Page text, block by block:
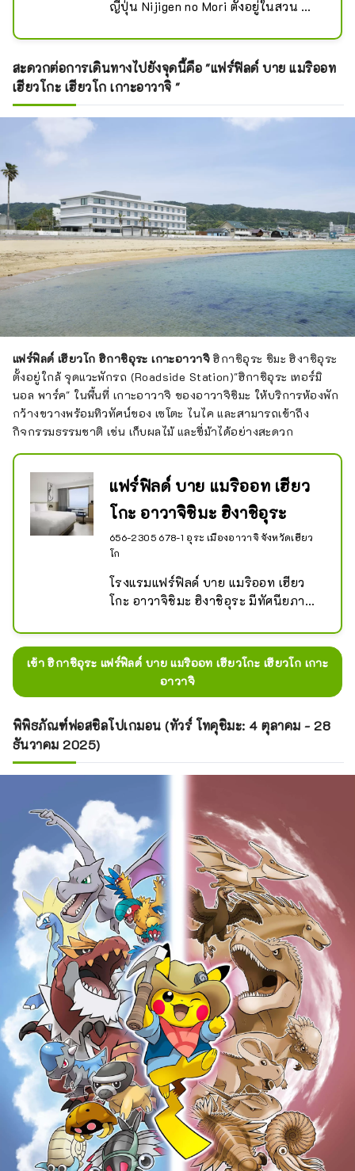
ญี่ปุ่น Nijigen no Mori ตั้งอยู่ในสวน
ญี่ปุ่นล้วนๆ ที่คุณสามารถเพลิดเพลินกับ
โลกของเนื้อหาสองมิติเหล่านี้ในขณะที่
ใช้ประสาทสัมผัสทั้งห้าและขยับร่างกาย
ของคุณ มีสถานที่ท่องเที่ยวและกิจกรรม
มหัศจรรย์มากมายที่ผสมผสาน
ธรรมชาติและเทคโนโลยีเข้าด้วยกันเพื่อ
สามารถพบได้ที่นี่ที่เดียวเท่านั้น
``NARUTO & BORUTO Shinobi-
ZATO'' เป็นพื้นที่ท่องเที่ยวที่มีธีมทั่วโลก
ของอะนิเมะนินจายอดนิยม
``NARUTO'' และ ``BORUTO NEXT
GENERATIONS''
นี่คือเกม RPG ภาคสนามที่ผสมผสาน
โลกแห่ง "Dragon Quest" เข้ากับองค์
ประกอบจริงและดิจิทัล
``ปฏิบัติการสกัดกั้นก็อดซิลล่า'' มีธีม
เกี่ยวกับก็อดซิลล่าขนาดเท่าตัวจริงที่
คุณสามารถสัมผัสประสบการณ์พลังและ
เพลิดเพลินไปกับ ``โรงละคร'' ``ซิป
ไลน์'' ``การยิงปืน'' และ ``พิพิธภัณฑ์ก็
อดซิลล่า''
สะดวกต่อการเดินทางไปยังจุดนี้คือ "แฟร์ฟิลด์ บาย แมริออท
เฮียวโกะ เฮียวโก เกาะอาวาจิ "
แฟร์ฟิลด์ เฮียวโก ฮิกาชิอุระ เกาะอาวาจิ ฮิกาชิอุระ ชิมะ ฮิงาชิอุระ
ตั้งอยู่ใกล้ จุดแวะพักรถ (Roadside Station)"ฮิกาชิอุระ เทอร์มิ
นอล พาร์ค" ในพื้นที่ เกาะอาวาจิ ของอาวาจิชิมะ ให้บริการห้องพัก
กว้างขวางพร้อมทิวทัศน์ของ เซโตะ ไนไค และสามารถเข้าถึง
กิจกรรมธรรมชาติ เช่น เก็บผลไม้ และขี่ม้าได้อย่างสะดวก
แฟร์ฟิลด์ บาย แมริออท เฮียว
โกะ อาวาจิชิมะ ฮิงาชิอุระ
656-2305 678-1 อุระ เมืองอาวาจิ จังหวัดเฮียว
โก
โรงแรมแฟร์ฟิลด์ บาย แมริออท เฮียว
โกะ อาวาจิชิมะ ฮิงาชิอุระ มีทัศนียภาพ
กับสวนริมทะเลอุระ ซึ่งเป็นที่ตั้งของหาด
ซันบีชของจังหวัดอุระ ซึ่งได้รับการคัด
เลือกให้เป็นหนึ่งใน 88 หาดที่เหมาะกับ
ร้อน สถานีริมทาง "Higashiura
ประสบการณ์เครื่องปั้นดินเผาและ
วาดหมึกของแมวเท่านั้น ดังนั้นคุณจึง
สามารถเพลิดเพลินกับการดื่มด่ำกับงาน
ศิลปะได้ หากเดินต่อไปอีกหน่อยก็จะพบ
กับ Awaji Hanasajiki ทุ่งดอกไม้กว้าง
ใหญ่ที่มีช่องแคบอาคาชิและอ่าวโอซาก้า
เป็นฉากหลัง ซึ่งคุณสามารถเพลิดเพลิน
กับทิวทัศน์ดอกไม้อันงดงามที่วาดขึ้น
ตามฤดูกาลที่เปลี่ยนไป เพลิดเพลินกับ
ทริปสัมผัสเสน่ห์ของเกาะอาวาจิ โดยใช้
โรงแรมของเราในเมืองฮิงาชิอุระ เกาะ
อาวาจิ เป็นฐานที่พัก เราจะบริการท่าน
ด้วยใจจริง.
เข้า ฮิกาชิอุระ แฟร์ฟิลด์ บาย แมริออท เฮียวโกะ เฮียวโก เกาะ
อาวาจิ
พิพิธภัณฑ์ฟอสซิลโปเกมอน (ทัวร์ โทคุชิมะ: 4 ตุลาคม - 28
ธันวาคม 2025)